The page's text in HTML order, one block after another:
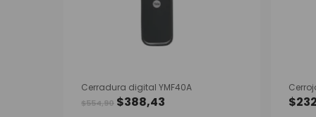
Cerradura digital YMF40A
$554,90 El
precio
$388,43 $